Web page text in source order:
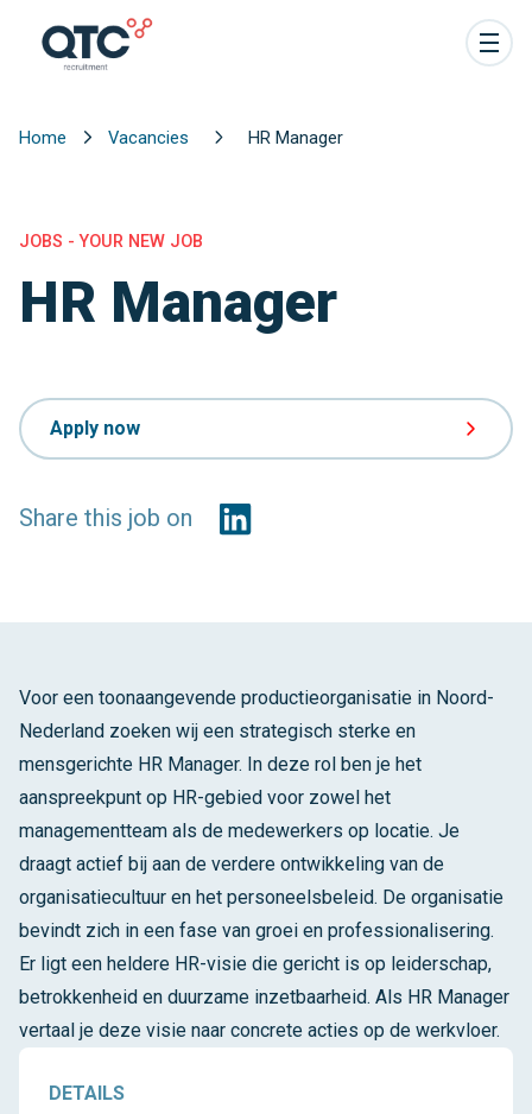
Home Vacancies HR Manager
JOBS - YOUR NEW JOB
HR Manager
Apply now
Share this job on
Voor een toonaangevende productieorganisatie in Noord-
Nederland zoeken wij een strategisch sterke en
mensgerichte HR Manager. In deze rol ben je het
aanspreekpunt op HR-gebied voor zowel het
managementteam als de medewerkers op locatie. Je
draagt actief bij aan de verdere ontwikkeling van de
organisatiecultuur en het personeelsbeleid. De organisatie
bevindt zich in een fase van groei en professionalisering.
Er ligt een heldere HR-visie die gericht is op leiderschap,
betrokkenheid en duurzame inzetbaarheid. Als HR Manager
vertaal je deze visie naar concrete acties op de werkvloer.
DETAILS